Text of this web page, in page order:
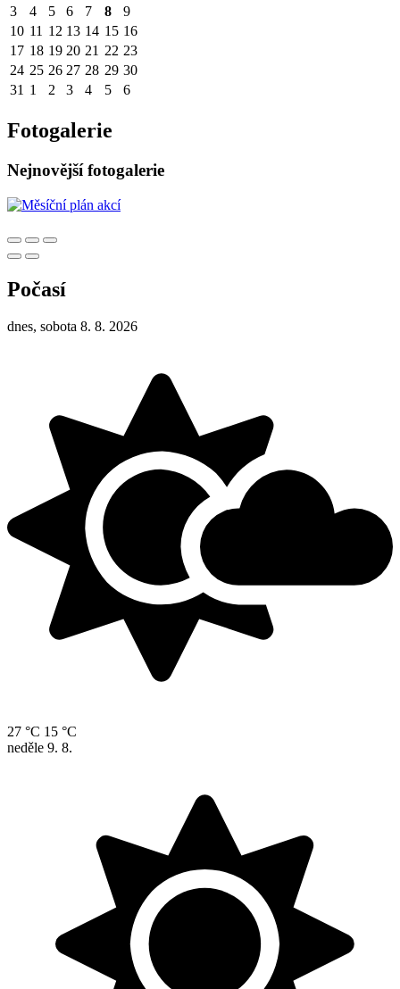
3
4 5 6 7 8
9
10 11 12 13 14 15 16
17 18 19 20 21 22 23
24 25 26 27 28 29 30
31 1 2 3 4 5 6
Fotogalerie
Nejnovější fotogalerie
Počasí
dnes, sobota 8. 8. 2026
27 °C 15 °C
neděle 9. 8.